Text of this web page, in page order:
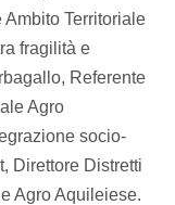
Territoriale
fragilità e
Referente
Agro
socio-
Direttore Distretti
Agro Aquileiese.